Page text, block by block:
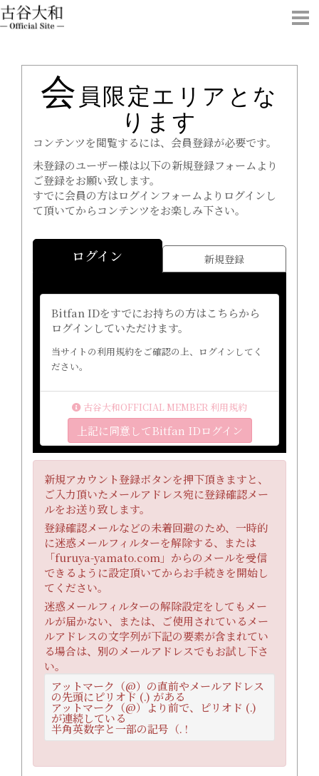
会員限定エリアとな
ります
コンテンツを閲覧するには、会員登録が必要です。
未登録のユーザー様は以下の新規登録フォームより
ご登録をお願い致します。
すでに会員の方はログインフォームよりログインし
て頂いてからコンテンツをお楽しみ下さい。
ログイン 新規登録
Bitfan IDをすでにお持ちの方はこちらから
ログインしていただけます。
当サイトの利用規約をご確認の上、ログインしてく
ださい。
古谷大和OFFICIAL MEMBER 利用規約
上記に同意してBitfan IDログイン
新規アカウント登録ボタンを押下頂きますと、
ご入力頂いたメールアドレス宛に登録確認メー
ルをお送り致します。
登録確認メールなどの未着回避のため、一時的
に迷惑メールフィルターを解除する、または
「furuya-yamato.com」からのメールを受信
できるように設定頂いてからお手続きを開始し
てください。
迷惑メールフィルターの解除設定をしてもメー
ルが届かない、または、ご使用されているメー
ルアドレスの文字列が下記の要素が含まれてい
る場合は、別のメールアドレスでもお試し下さ
い。
アットマーク（@）の直前やメールアドレス
の先頭にピリオド (.) がある
アットマーク（@）より前で、ピリオド (.)
が連続している
半角英数字と一部の記号（. !